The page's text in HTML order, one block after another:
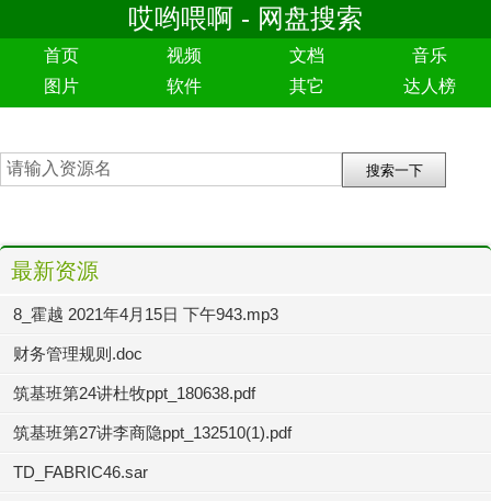
哎哟喂啊 - 网盘搜索
首页 视频 文档
音乐
图片
软件 其它 达人榜
最新资源
8_霍越 2021年4月15日 下午943.mp3
财务管理规则.doc
筑基班第24讲杜牧ppt_180638.pdf
筑基班第27讲李商隐ppt_132510(1).pdf
TD_FABRIC46.sar